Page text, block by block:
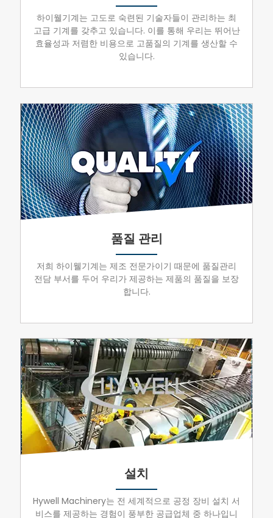
하이웰기계는 고도로 숙련된 기술자들이 관리하는 최
고급 기계를 갖추고 있습니다. 이를 통해 우리는 뛰어난
효율성과 저렴한 비용으로 고품질의 기계를 생산할 수
있습니다.
품질 관리
저희 하이웰기계는 제조 전문가이기 때문에 품질관리
전담 부서를 두어 우리가 제공하는 제품의 품질을 보장
합니다.
설치
Hywell Machinery는 전 세계적으로 공정 장비 설치 서
비스를 제공하는 경험이 풍부한 공급업체 중 하나입니